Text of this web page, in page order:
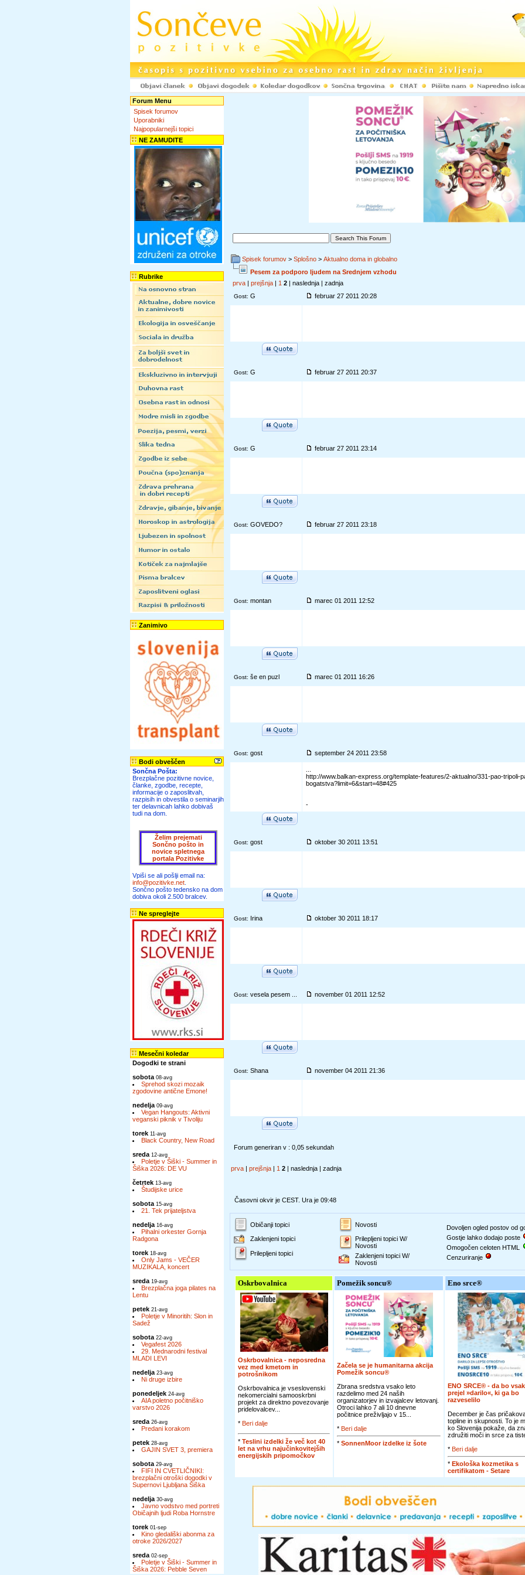
Forum Menu
Spisek forumov
Uporabniki
Najpopularnejši topici
NE ZAMUDITE
Rubrike
Zanimivo
Bodi obveščen
Sončna Pošta:
Brezplačne pozitivne novice,
članke, zgodbe, recepte,
informacije o zaposlitvah,
razpisih in obvestila o seminarjih
ter delavnicah lahko dobivaš
tudi na dom.
Želim prejemati
Sončno pošto in
novice spletnega
portala Pozitivke
Vpiši se ali pošlji email na:
info@pozitivke.net
Sončno pošto tedensko na dom
dobiva okoli 2.500 bralcev.
Ne spreglejte
Mesečni koledar
Dogodki te strani
sobota 08-avg
Sprehod skozi mozaik
zgodovine antične Emone!
nedelja 09-avg
Vegan Hangouts: Aktivni
veganski piknik v Tivoliju
torek 11-avg
Black Country, New Road
sreda 12-avg
Poletje v Šiški - Summer in
Šiška 2026: DE VU
četrtek 13-avg
Študijske urice
sobota 15-avg
21. Tek prijateljstva
nedelja 16-avg
Pihalni orkester Gornja
Radgona
torek 18-avg
Only Jams - VEČER
MUZIKALA, koncert
sreda 19-avg
Brezplačna joga pilates na
Lentu
petek 21-avg
Poletje v Minoritih: Slon in
Sadež
sobota 22-avg
Vegafest 2026
29. Mednarodni festival
MLADI LEVI
nedelja 23-avg
Ni druge izbire
ponedeljek 24-avg
AIA poletno počitniško
varstvo 2026
sreda 26-avg
Predani korakom
petek 28-avg
GAJIN SVET 3, premiera
sobota 29-avg
FIFI IN CVETLIČNIKI:
brezplačni otroški dogodki v
Supernovi Ljubljana Šiška
nedelja 30-avg
Javno vodstvo med portreti
Običajnih ljudi Roba Hornstre
torek 01-sep
Kino gledališki abonma za
otroke 2026/2027
sreda 02-sep
Poletje v Šiški - Summer in
Šiška 2026: Pebble Seven
Spisek forumov > Splošno > Aktualno doma in globalno
Pesem za podporo ljudem na Srednjem vzhodu
prva | prejšnja | 1 2 | naslednja | zadnja
Gost: G februar 27 2011 20:28
Gost: G februar 27 2011 20:37
Gost: G februar 27 2011 23:14
Gost: GOVEDO? februar 27 2011 23:18
Gost: montan marec 01 2011 12:52
Gost: še en puzl marec 01 2011 16:26
Gost: gost september 24 2011 23:58
http://www.balkan-express.org/template-features/2-aktualno/331-pao-tripoli-
bogatstva?limit=6&start=48#425
-
Gost: gost oktober 30 2011 13:51
Gost: Irina oktober 30 2011 18:17
Gost: vesela pesem ... november 01 2011 12:52
Gost: Shana november 04 2011 21:36
Forum generiran v : 0,05 sekundah
prva | prejšnja | 1 2 | naslednja | zadnja
Časovni okvir je CEST. Ura je 09:48
Običanji topici
Zaklenjeni topici
Prilepljeni topici
Novosti
Prilepljeni topici W/
Novosti
Zaklenjeni topici W/
Novosti
Dovoljen ogled postov od
Gostje lahko dodajo poste
Omogočen celoten HTML
Cenzuriranje
Oskrbovalnica
Oskrbovalnica - neposredna
vez med kmetom in
potrošnikom
Oskrbovalnica je vseslovenski
nekomercialni samooskrbni
projekt za direktno povezovanje
pridelovalcev...
* Beri dalje
* Teslini izdelki že več kot 40
let na vrhu najučinkovitejših
energijskih pripomočkov
Pomežik soncu®
Začela se je humanitarna akcija
Pomežik soncu®
Zbrana sredstva vsako leto
razdelimo med 24 naših
organizatorjev in izvajalcev letovanj.
Otroci lahko 7 ali 10 dnevne
počitnice preživljajo v 15...
* Beri dalje
* SonnenMoor izdelke iz šote
Eno srce®
ENO SRCE® - da bo
prejel »darilo«, ki ga bo
razveselilo
December je čas
topline in skupnosti. To je
ko Slovenija pokaže, da
združiti moči in srce za
* Beri dalje
* Ekološka kozmetika s
certifikatom - Setare